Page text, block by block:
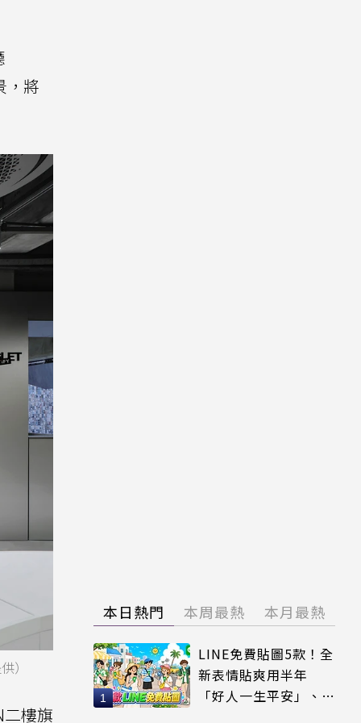
，將
）
二樓旗
本日熱門 本周最熱 本月最熱
LINE免費貼圖5款！全
新表情貼爽用半年
「好人一生平安」、